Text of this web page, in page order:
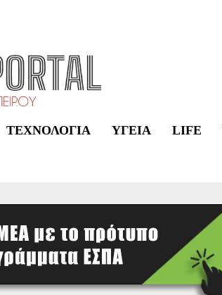
ΤΕΧΝΟΛΟΓΊΑ ΥΓΕΊΑ LIFE